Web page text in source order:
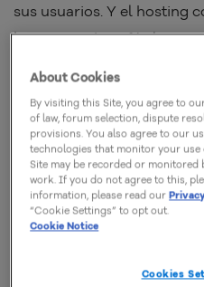
sus usuarios. Y el hosting
buena opción, o fácil para
superarán tu plan actual
Sabemos que puede ser
momento adecuado para
objetivo de este post es
podría provocar en un sitio
About Cookies
By visiting this Site, you agree to
of law, forum selection, dispute
provisions. You also agree to our
technologies that monitor your
Site may be recorded or
work. If you do not agree to this,
information, please read our
“Cookie Settings” to opt out.
Cookie Notice
Cookies